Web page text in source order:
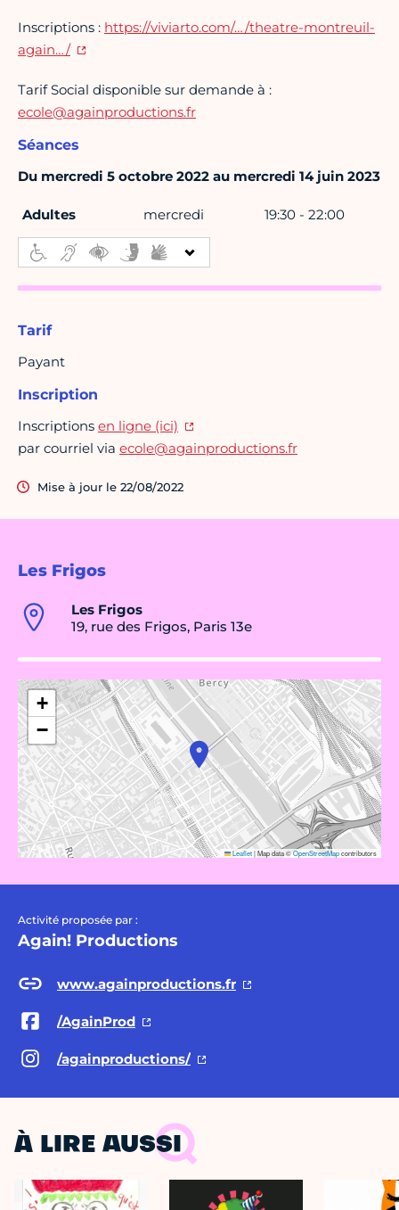
Les Frigos
Les Frigos
19, rue des Frigos, Paris 13e
+
−
Leaflet|Map data ©OpenStreetMapcontributors
Activité proposée par :
Again! Productions
www.againproductions.fr
/AgainProd
/againproductions/
Inscriptions : https://viviarto.com/…/theatre-montreuil-
again…/
Tarif Social disponible sur demande à :
ecole@againproductions.fr
Séances
Du mercredi 5 octobre 2022 au mercredi 14 juin 2023
Adultes mercredi 19:30 - 22:00
Tarif
Payant
Inscription
Inscriptions en ligne (ici)
par courriel via ecole@againproductions.fr
Mise à jour le 22/08/2022
À LIRE AUSSI